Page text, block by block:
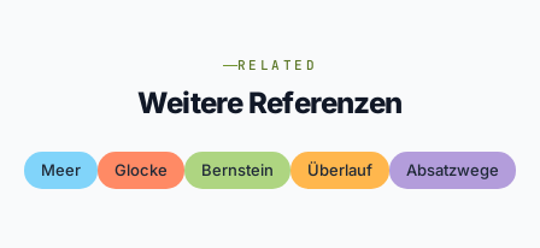
RELATED
Weitere Referenzen
Meer Glocke Bernstein Überlauf Absatzwege